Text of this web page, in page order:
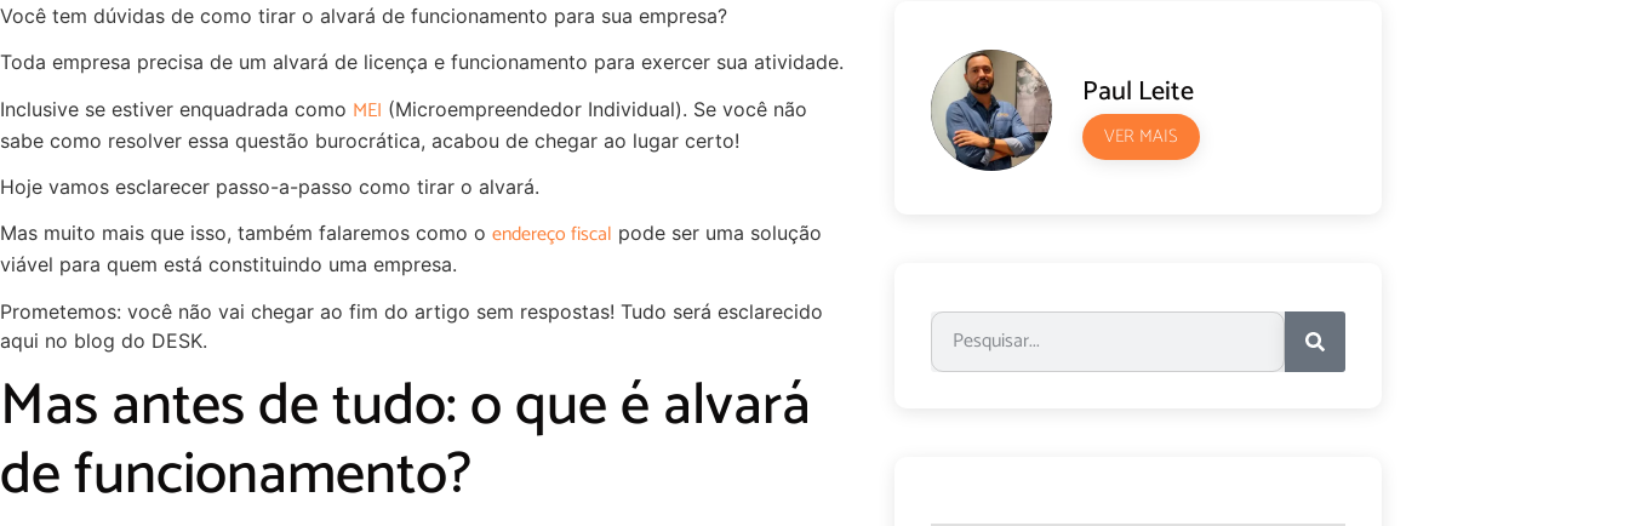
Você tem dúvidas de como tirar o alvará de funcionamento para sua empresa?
Toda empresa precisa de um alvará de licença e funcionamento para exercer sua atividade.
Inclusive se estiver enquadrada como MEI (Microempreendedor Individual). Se você não
sabe como resolver essa questão burocrática, acabou de chegar ao lugar certo!
Hoje vamos esclarecer passo-a-passo como tirar o alvará.
Mas muito mais que isso, também falaremos como o endereço fiscal pode ser uma solução
viável para quem está constituindo uma empresa.
Prometemos: você não vai chegar ao fim do artigo sem respostas! Tudo será esclarecido
aqui no blog do DESK.
Mas antes de tudo: o que é alvará
de funcionamento?
Paul Leite
VER MAIS